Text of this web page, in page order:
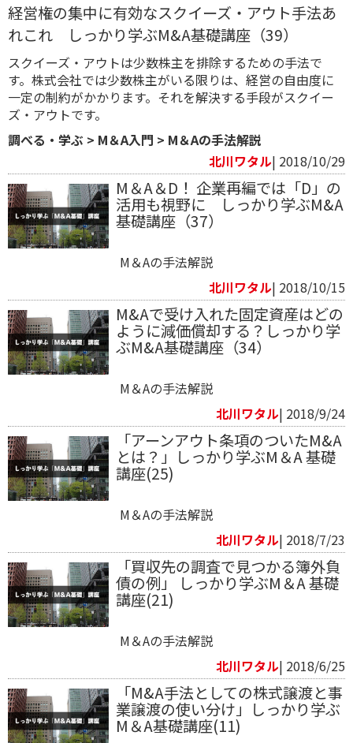
経営権の集中に有効なスクイーズ・アウト手法あ
れこれ しっかり学ぶM&A基礎講座（39）
スクイーズ・アウトは少数株主を排除するための手法で
す。株式会社では少数株主がいる限りは、経営の自由度に
一定の制約がかかります。それを解決する手段がスクイー
ズ・アウトです。
調べる・学ぶ > M＆A入門 > M＆Aの手法解説
北川ワタル| 2018/10/29
M＆A＆D！ 企業再編では「D」の
活用も視野に しっかり学ぶM&A
基礎講座（37）
M＆Aの手法解説
北川ワタル| 2018/10/15
M&Aで受け入れた固定資産はどの
ように減価償却する？しっかり学
ぶM&A基礎講座（34）
M＆Aの手法解説
北川ワタル| 2018/9/24
「アーンアウト条項のついたM&A
とは？」しっかり学ぶM＆A 基礎
講座(25)
M＆Aの手法解説
北川ワタル| 2018/7/23
「買収先の調査で見つかる簿外負
債の例」 しっかり学ぶM＆A 基礎
講座(21)
M＆Aの手法解説
北川ワタル| 2018/6/25
「M&A手法としての株式譲渡と事
業譲渡の使い分け」しっかり学ぶ
M＆A基礎講座(11)